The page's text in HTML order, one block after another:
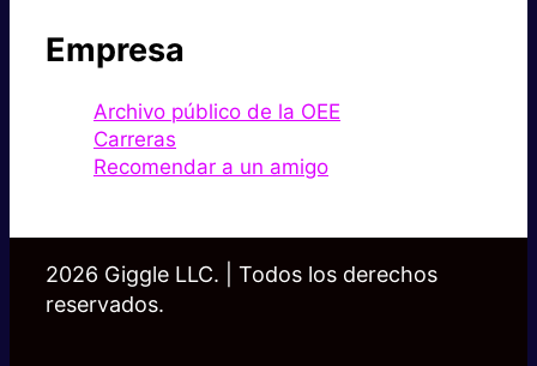
Empresa
Archivo público de la OEE
Carreras
Recomendar a un amigo
2026 Giggle LLC. | Todos los derechos
reservados.